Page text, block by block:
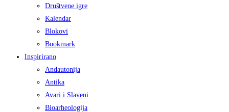
Društvene igre
Kalendar
Blokovi
Bookmark
Inspirirano
Andautonija
Antika
Avari i Slaveni
Bioarheologija